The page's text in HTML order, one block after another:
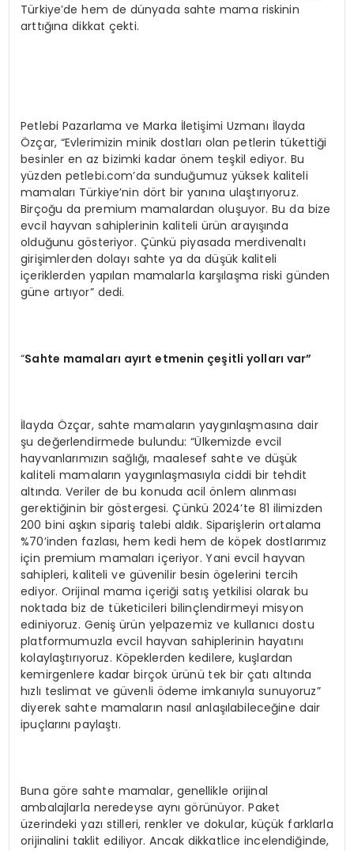
Türkiye’de hem de dünyada sahte mama riskinin
arttığına dikkat çekti.
Petlebi Pazarlama ve Marka İletişimi Uzmanı İlayda
Özçar, “Evlerimizin minik dostları olan petlerin tükettiği
besinler en az bizimki kadar önem teşkil ediyor. Bu
yüzden petlebi.com’da sunduğumuz yüksek kaliteli
mamaları Türkiye’nin dört bir yanına ulaştırıyoruz.
Birçoğu da premium mamalardan oluşuyor. Bu da bize
evcil hayvan sahiplerinin kaliteli ürün arayışında
olduğunu gösteriyor. Çünkü piyasada merdivenaltı
girişimlerden dolayı sahte ya da düşük kaliteli
içeriklerden yapılan mamalarla karşılaşma riski günden
güne artıyor” dedi.
“Sahte mamaları ayırt etmenin çeşitli yolları var”
İlayda Özçar, sahte mamaların yaygınlaşmasına dair
şu değerlendirmede bulundu: “Ülkemizde evcil
hayvanlarımızın sağlığı, maalesef sahte ve düşük
kaliteli mamaların yaygınlaşmasıyla ciddi bir tehdit
altında. Veriler de bu konuda acil önlem alınması
gerektiğinin bir göstergesi. Çünkü 2024’te 81 ilimizden
200 bini aşkın sipariş talebi aldık. Siparişlerin ortalama
%70’inden fazlası, hem kedi hem de köpek dostlarımız
için premium mamaları içeriyor. Yani evcil hayvan
sahipleri, kaliteli ve güvenilir besin ögelerini tercih
ediyor. Orijinal mama içeriği satış yetkilisi olarak bu
noktada biz de tüketicileri bilinçlendirmeyi misyon
ediniyoruz. Geniş ürün yelpazemiz ve kullanıcı dostu
platformumuzla evcil hayvan sahiplerinin hayatını
kolaylaştırıyoruz. Köpeklerden kedilere, kuşlardan
kemirgenlere kadar birçok ürünü tek bir çatı altında
hızlı teslimat ve güvenli ödeme imkanıyla sunuyoruz”
diyerek sahte mamaların nasıl anlaşılabileceğine dair
ipuçlarını paylaştı.
Buna göre sahte mamalar, genellikle orijinal
ambalajlarla neredeyse aynı görünüyor. Paket
üzerindeki yazı stilleri, renkler ve dokular, küçük farklarla
orijinalini taklit ediliyor. Ancak dikkatlice incelendiğinde,